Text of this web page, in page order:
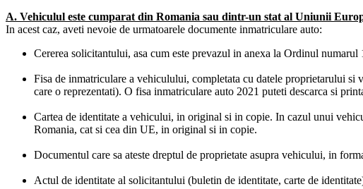
A. Vehiculul este cumparat din Romania sau dintr-un stat al Uniunii
In acest caz, aveti nevoie de urmatoarele documente inmatriculare auto:
Cererea solicitantului, asa cum este prevazul in anexa la Ordinul numarul
Fisa de inmatriculare a vehiculului, completata cu datele proprietarului si
care o reprezentati). O fisa inmatriculare auto 2021 puteti descarca si
Cartea de identitate a vehicului, in original si in copie. In cazul unui
Romania, cat si cea din UE, in original si in copie.
Documentul care sa ateste dreptul de proprietate asupra vehicului, in
Actul de identitate al solicitantului (buletin de identitate, carte de